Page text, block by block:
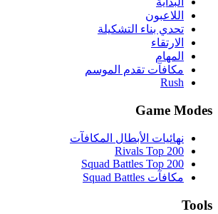
اللاعبون
تحدي بناء التشكيلة
الارتقاء
المهام
مكافآت تقدم الموسم
Rush
Game Modes
نهائيات الأبطال المكافآت
Rivals Top 200
Squad Battles Top 200
مكافآت Squad Battles
Tools